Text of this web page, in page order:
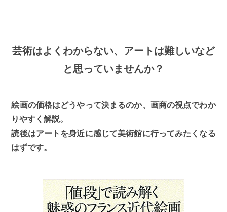
芸術はよくわからない、アートは難しいなど
と思っていませんか？
絵画の価格はどうやって決まるのか、画商の視点でわか
りやすく解説。
読後はアートを身近に感じて美術館に行ってみたくなる
はずです。